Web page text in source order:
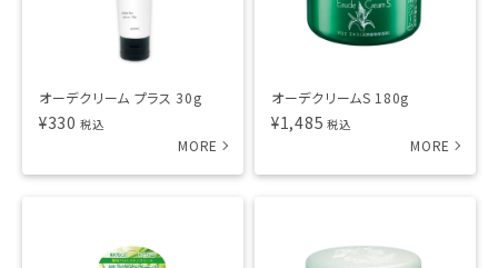
オーデクリーム プラス 30g
¥330 税込
オーデクリームS 180g
¥1,485 税込